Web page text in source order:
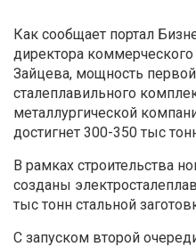
Как сообщает портал
директора
Зайцева, мощность
сталеплавильного
металлургической
достигнет 300-350 тыс
В рамках строительства
созданы
тыс тонн стальной
С запуском второй